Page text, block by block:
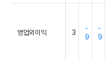
영업외이익 3
-
9
-
9